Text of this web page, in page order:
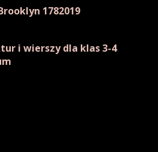
1782019
i wierszy dla klas 3-4